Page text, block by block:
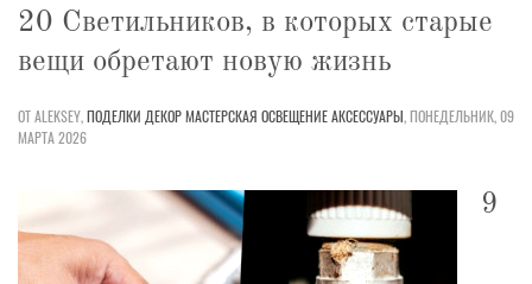
20 Светильников, в которых старые
вещи обретают новую жизнь
ОТ ALEKSEY,ПОДЕЛКИ ДЕКОРМАСТЕРСКАЯ ОСВЕЩЕНИЕАКСЕССУАРЫ,ПОНЕДЕЛЬНИК, 09
МАРТА 2026
9